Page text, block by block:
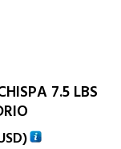
7.5 LBS
)